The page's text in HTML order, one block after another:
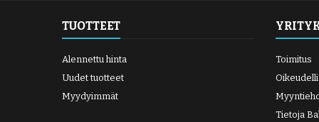
TUOTTEET
Alennettu hinta
Uudet tuotteet
Myydyimmät
Toimitus
Tietoja